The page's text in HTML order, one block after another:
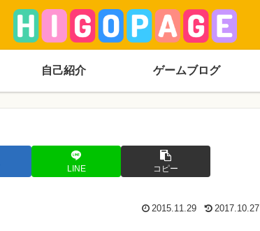
自己紹介 ゲームブログ
LINE コピー
2015.11.29 2017.10.27